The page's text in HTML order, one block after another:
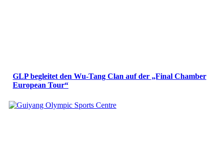
GLP begleitet den Wu-Tang Clan auf der „Final Chamber
European Tour“